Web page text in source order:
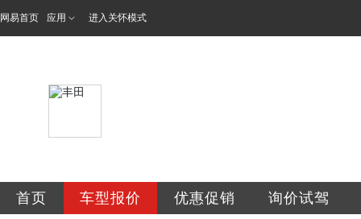
网易首页 应用 进入关怀模式
首页 车型报价 优惠促销 询价试驾